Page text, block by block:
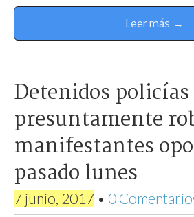
Leer más →
Detenidos policías
presuntamente
manifestantes
pasado lunes
7 junio, 2017 • 0